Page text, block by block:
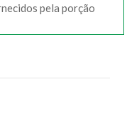
pela porção